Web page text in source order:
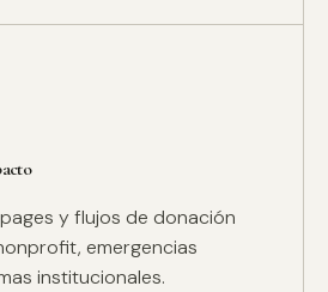
y flujos de donación
emergencias
institucionales.